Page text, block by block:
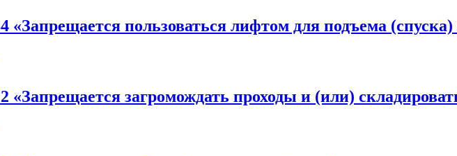
«Запрещается пользоваться лифтом для подъема
«Запрещается загромождать проходы и (или)